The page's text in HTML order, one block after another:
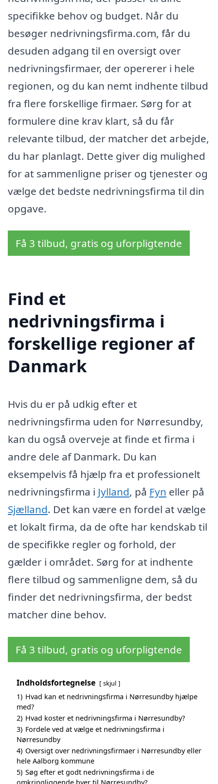
specifikke behov og budget. Når du
besøger nedrivningsfirma.com, får du
desuden adgang til en oversigt over
nedrivningsfirmaer, der opererer i hele
regionen, og du kan nemt indhente tilbud
fra flere forskellige firmaer. Sørg for at
formulere dine krav klart, så du får
relevante tilbud, der matcher det arbejde,
du har planlagt. Dette giver dig mulighed
for at sammenligne priser og tjenester og
vælge det bedste nedrivningsfirma til din
opgave.
Få 3 tilbud, gratis og uforpligtende
Find et
nedrivningsfirma i
forskellige regioner af
Danmark
Hvis du er på udkig efter et
nedrivningsfirma uden for Nørresundby,
kan du også overveje at finde et firma i
andre dele af Danmark. Du kan
eksempelvis få hjælp fra et professionelt
nedrivningsfirma i Jylland, på Fyn eller på
Sjælland. Det kan være en fordel at vælge
et lokalt firma, da de ofte har kendskab til
de specifikke regler og forhold, der
gælder i området. Sørg for at indhente
flere tilbud og sammenligne dem, så du
finder det nedrivningsfirma, der bedst
matcher dine behov.
Få 3 tilbud, gratis og uforpligtende
Indholdsfortegnelse skjul
1) Hvad kan et nedrivningsfirma i Nørresundby hjælpe
med?
2) Hvad koster et nedrivningsfirma i Nørresundby?
3) Fordele ved at vælge et nedrivningsfirma i
Nørresundby
4) Oversigt over nedrivningsfirmaer i Nørresundby eller
hele Aalborg kommune
5) Søg efter et godt nedrivningsfirma i de
omkringliggende byer til Nørresundby?